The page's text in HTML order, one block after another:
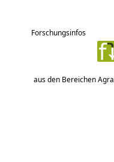
Forschungsinfos
aus den Bereichen